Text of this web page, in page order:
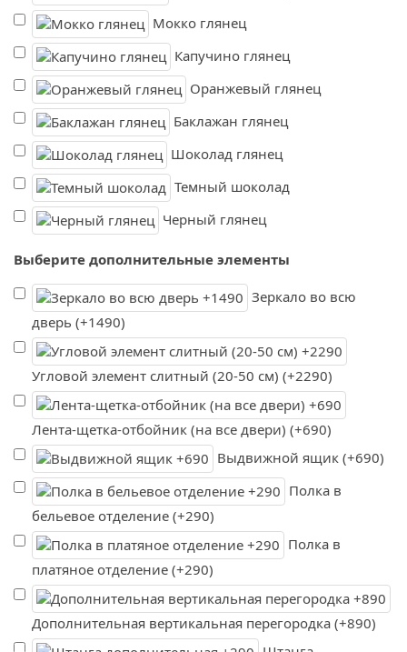
Мокко глянец
Капучино глянец
Оранжевый глянец
Баклажан глянец
Шоколад глянец
Темный шоколад
Черный глянец
Выберите дополнительные элементы
Зеркало во всю
дверь (+1490)
Угловой элемент слитный (20-50 см) (+2290)
Лента-щетка-отбойник (на все двери) (+690)
Выдвижной ящик (+690)
Полка в
бельевое отделение (+290)
Полка в
платяное отделение (+290)
Дополнительная вертикальная перегородка (+890)